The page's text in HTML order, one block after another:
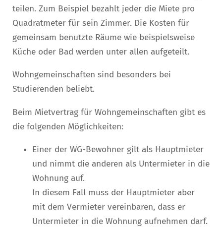
teilen. Zum Beispiel bezahlt jeder die Miete pro
Quadratmeter für sein Zimmer. Die Kosten für
gemeinsam benutzte Räume wie beispielsweise
Küche oder Bad werden unter allen aufgeteilt.
Wohngemeinschaften sind besonders bei
Studierenden beliebt.
Beim Mietvertrag für Wohngemeinschaften gibt es
die folgenden Möglichkeiten:
Einer der WG-Bewohner gilt als Hauptmieter
und nimmt die anderen als Untermieter in die
Wohnung auf.
In diesem Fall muss der Hauptmieter aber
mit dem Vermieter vereinbaren, dass er
Untermieter in die Wohnung aufnehmen darf.